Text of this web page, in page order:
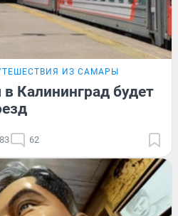
ИЗ САМАРЫ
Калининград будет
62